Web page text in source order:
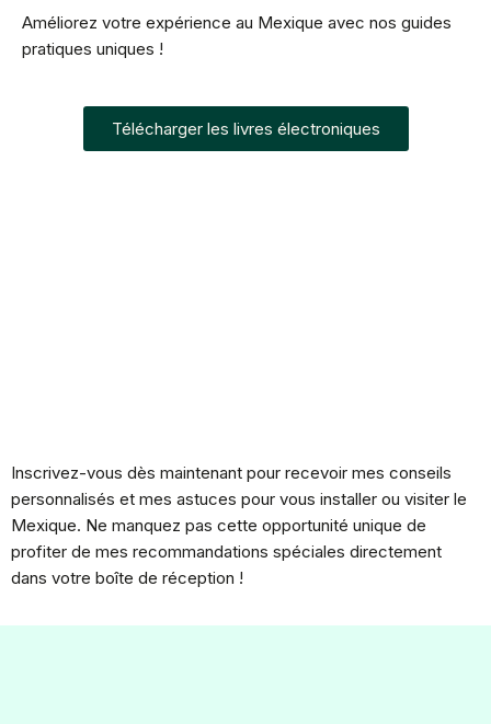
Améliorez votre expérience au Mexique avec nos guides
pratiques uniques !
Télécharger les livres électroniques
Inscrivez-vous dès maintenant pour recevoir mes conseils
personnalisés et mes astuces pour vous installer ou visiter le
Mexique. Ne manquez pas cette opportunité unique de
profiter de mes recommandations spéciales directement
dans votre boîte de réception !